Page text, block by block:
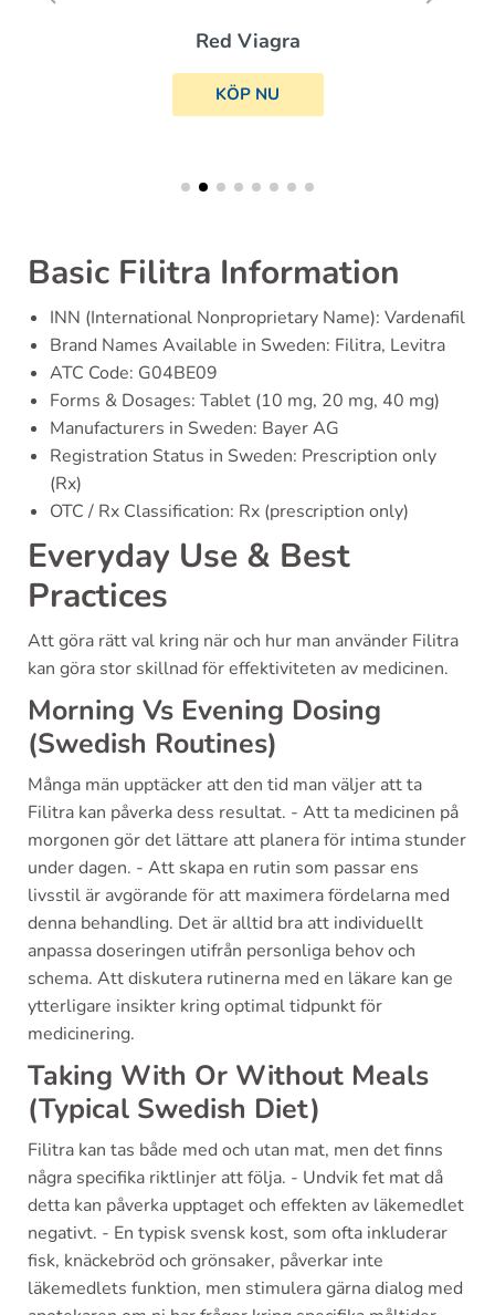
Red Viagra
KÖP NU
Basic Filitra Information
INN (International Nonproprietary Name): Vardenafil
Brand Names Available in Sweden: Filitra, Levitra
ATC Code: G04BE09
Forms & Dosages: Tablet (10 mg, 20 mg, 40 mg)
Manufacturers in Sweden: Bayer AG
Registration Status in Sweden: Prescription only
(Rx)
OTC / Rx Classification: Rx (prescription only)
Everyday Use & Best
Practices
Att göra rätt val kring när och hur man använder Filitra
kan göra stor skillnad för effektiviteten av medicinen.
Morning Vs Evening Dosing
(Swedish Routines)
Många män upptäcker att den tid man väljer att ta
Filitra kan påverka dess resultat. - Att ta medicinen på
morgonen gör det lättare att planera för intima stunder
under dagen. - Att skapa en rutin som passar ens
livsstil är avgörande för att maximera fördelarna med
denna behandling. Det är alltid bra att individuellt
anpassa doseringen utifrån personliga behov och
schema. Att diskutera rutinerna med en läkare kan ge
ytterligare insikter kring optimal tidpunkt för
medicinering.
Taking With Or Without Meals
(Typical Swedish Diet)
Filitra kan tas både med och utan mat, men det finns
några specifika riktlinjer att följa. - Undvik fet mat då
detta kan påverka upptaget och effekten av läkemedlet
negativt. - En typisk svensk kost, som ofta inkluderar
fisk, knäckebröd och grönsaker, påverkar inte
läkemedlets funktion, men stimulera gärna dialog med